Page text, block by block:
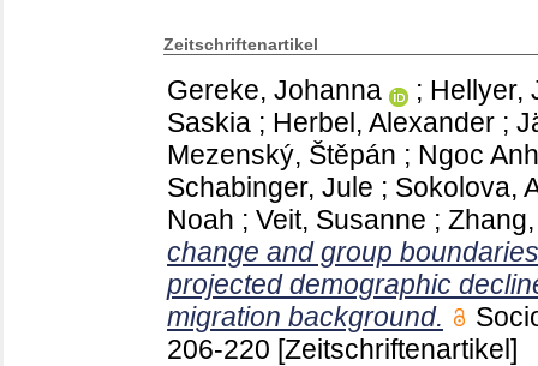
Zeitschriftenartikel
Gereke, Johanna ; Hellyer,
Saskia ; Herbel, Alexander ;
Mezenský, Štěpán ; Ngoc
Schabinger, Jule ; Sokolova,
Noah ; Veit, Susanne ;
change and group
projected demographic
migration background.
206-220 [Zeitschriftenartikel]